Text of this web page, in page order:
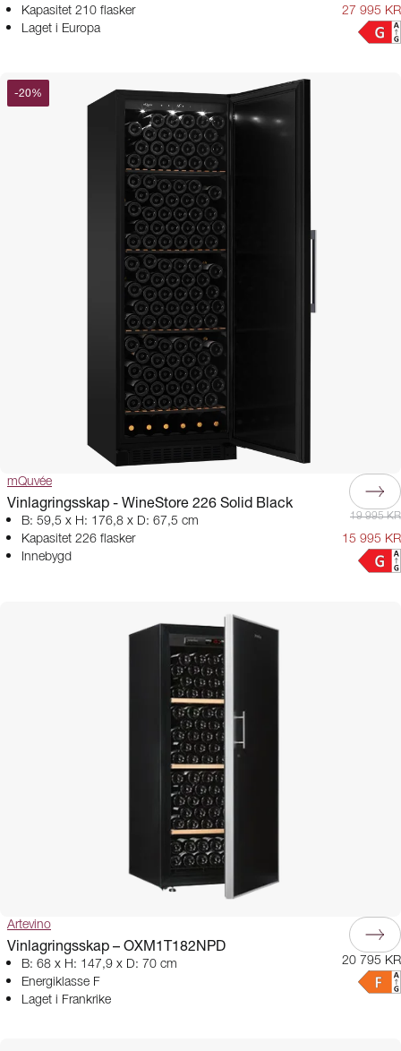
Kapasitet 210 flasker
Laget i Europa
27 995 KR
-20%
mQuvée
Vinlagringsskap - WineStore 226 Solid Black
B: 59,5 x H: 176,8 x D: 67,5 cm
Kapasitet 226 flasker
Innebygd
19 995 KR
15 995 KR
Artevino
Vinlagringsskap – OXM1T182NPD
B: 68 x H: 147,9 x D: 70 cm
Energiklasse F
Laget i Frankrike
20 795 KR